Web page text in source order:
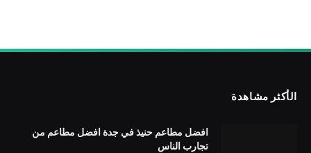
الأكثر مشاهدة
افضل مطاعم حنيذ في جدة افضل مطاعم من
تجارب الناس